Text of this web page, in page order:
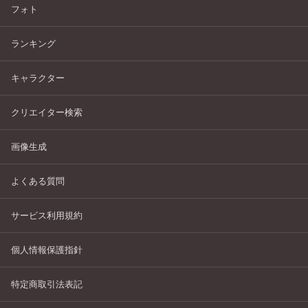
フォト
ランキング
キャラクター
クリエイター検索
画像生成
よくある質問
サービス利用規約
個人情報保護指針
特定商取引法表記